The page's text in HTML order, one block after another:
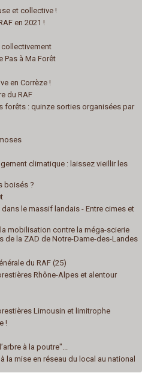
et collective !
en 2021 !
Pas à Ma Forêt
en Corrèze !
du RAF
forêts : quinze sorties organisées par
climatique : laissez vieillir les
boisés ?
le massif landais - Entre cimes et
mobilisation contre la méga-scierie
de la ZAD de Notre-Dame-des-Landes
du RAF (25)
Rhône-Alpes et alentour
Limousin et limitrophe
!
à la poutre"...
la mise en réseau du local au national